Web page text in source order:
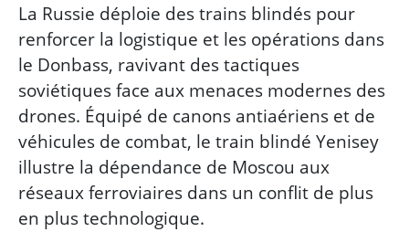
La Russie déploie des trains blindés pour
renforcer la logistique et les opérations dans
le Donbass, ravivant des tactiques
soviétiques face aux menaces modernes des
drones. Équipé de canons antiaériens et de
véhicules de combat, le train blindé Yenisey
illustre la dépendance de Moscou aux
réseaux ferroviaires dans un conflit de plus
en plus technologique.